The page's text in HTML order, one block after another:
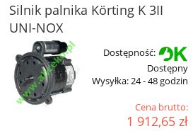
Silnik palnika Körting K 3II
UNI-NOX
Dostępność:
Dostępny
Wysyłka:24 - 48 godzin
Cena brutto:
1 912,65 zł